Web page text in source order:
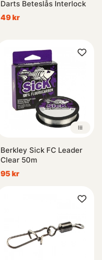
Darts Beteslås Interlock
49 kr
Berkley Sick FC Leader
Clear 50m
95 kr